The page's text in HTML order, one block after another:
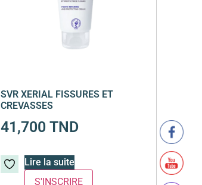
SVR XERIAL FISSURES ET
CREVASSES
41,700 TND
Lire la suite